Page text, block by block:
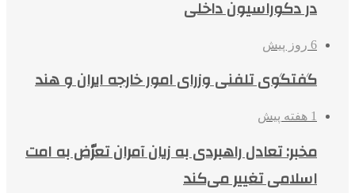
در دکوراسیون داخلی
6 روز پیش
گفتگوی تلفنی وزرای امور خارجه ایران و هند
1 هفته پیش
مخبر: تعادل راهبردی به زیان آمران تعرّض به امت
اسلامی تغییر می‌کند